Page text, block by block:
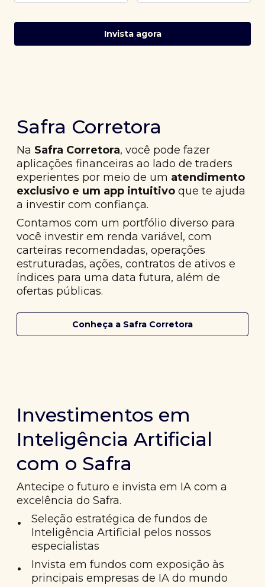
Invista agora
Safra Corretora
Na Safra Corretora, você pode fazer
aplicações financeiras ao lado de traders
experientes por meio de um atendimento
exclusivo e um app intuitivo que te ajuda
a investir com confiança.
Contamos com um portfólio diverso para
você investir em renda variável, com
carteiras recomendadas, operações
estruturadas, ações, contratos de ativos e
índices para uma data futura, além de
ofertas públicas.
Conheça a Safra Corretora
Investimentos em
Inteligência Artificial
com o Safra
Antecipe o futuro e invista em IA com a
excelência do Safra.
•
Seleção estratégica de fundos de
Inteligência Artificial pelos nossos
especialistas
•
Invista em fundos com exposição às
principais empresas de IA do mundo